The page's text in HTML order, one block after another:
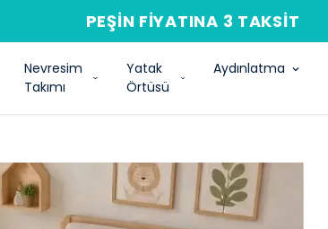
PEŞIN FIYATINA 3 TAKSIT
Nevresim
Takımı
Yatak
Örtüsü
Aydınlatma